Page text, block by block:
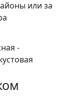
или за
-